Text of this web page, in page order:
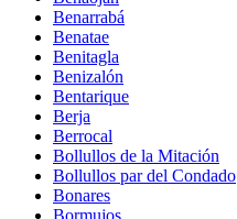
Benarrabá
Benatae
Benitagla
Benizalón
Bentarique
Berja
Berrocal
Bollullos de la Mitación
Bollullos par del Condado
Bonares
Bormujos